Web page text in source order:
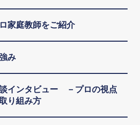
家庭教師をご紹介
み
インタビュー －プロの視点
り組み方